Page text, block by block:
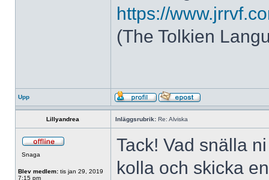
https://
(The Tolkien
Upp
Lillyandrea Inläggsrubrik: Re: Alviska
Snaga
Blev medlem: tis jan 29, 2019
7:15 pm
Tack! Vad snälla
kolla och skicka